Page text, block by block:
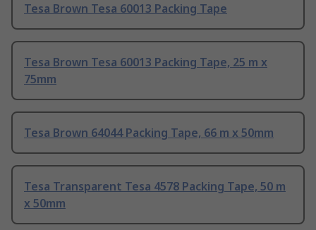
Tesa Brown Tesa 60013 Packing Tape
Tesa Brown Tesa 60013 Packing Tape, 25 m x
75mm
Tesa Brown 64044 Packing Tape, 66 m x 50mm
Tesa Transparent Tesa 4578 Packing Tape, 50 m
x 50mm